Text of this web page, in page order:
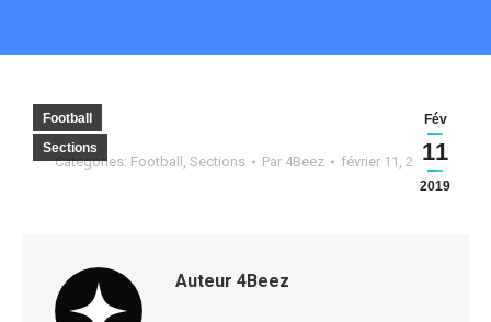
Fév
11
2019
Football
Sections
Categories: Football , Sections Par 4Beez février 11, 2019
Auteur 4Beez